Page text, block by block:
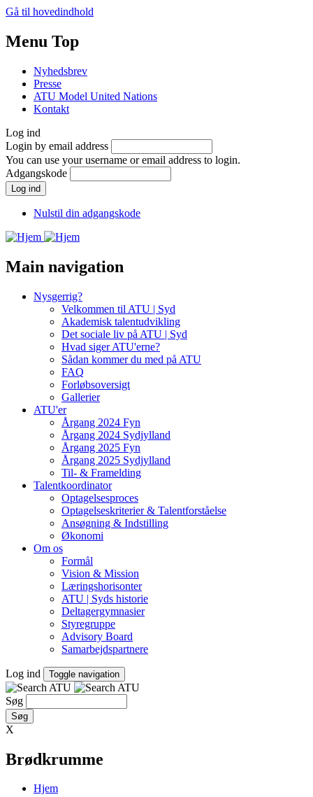
Gå til hovedindhold
Menu Top
Nyhedsbrev
Presse
ATU Model United Nations
Kontakt
Log ind
Login by email address
You can use your username or email address to login.
Adgangskode
Nulstil din adgangskode
Main navigation
Nysgerrig?
Velkommen til ATU | Syd
Akademisk talentudvikling
Det sociale liv på ATU | Syd
Hvad siger ATU'erne?
Sådan kommer du med på ATU
FAQ
Forløbsoversigt
Gallerier
ATU'er
Årgang 2024 Fyn
Årgang 2024 Sydjylland
Årgang 2025 Fyn
Årgang 2025 Sydjylland
Til- & Framelding
Talentkoordinator
Optagelsesproces
Optagelseskriterier & Talentforståelse
Ansøgning & Indstilling
Økonomi
Om os
Formål
Vision & Mission
Læringshorisonter
ATU | Syds historie
Deltagergymnasier
Styregruppe
Advisory Board
Samarbejdspartnere
Log ind Toggle navigation
Søg
X
Brødkrumme
Hjem